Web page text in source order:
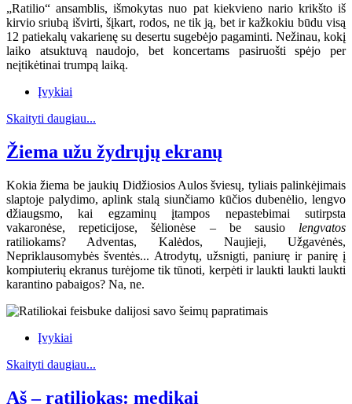
„Ratilio“ ansamblis, išmokytas nuo pat kiekvieno nario krikšto iš
kirvio sriubą išvirti, šįkart, rodos, ne tik ją, bet ir kažkokiu būdu visą
12 patiekalų vakarienę su desertu sugebėjo pagaminti. Nežinau, kokį
laiko atsuktuvą naudojo, bet koncertams pasiruošti spėjo per
neįtikėtinai trumpą laiką.
Įvykiai
Skaityti daugiau...
Žiema užu žydrųjų ekranų
Kokia žiema be jaukių Didžiosios Aulos šviesų, tyliais palinkėjimais
slaptoje palydimo, aplink stalą siunčiamo kūčios dubenėlio, lengvo
džiaugsmo, kai egzaminų įtampos nepastebimai sutirpsta
vakaronėse, repeticijose, šėlionėse – be sausio lengvatos
ratiliokams? Adventas, Kalėdos, Naujieji, Užgavėnės,
Nepriklausomybės šventės... Atrodytų, užsnigti, paniurę ir panirę į
kompiuterių ekranus turėjome tik tūnoti, kerpėti ir laukti laukti laukti
karantino pabaigos? Na, ne.
Įvykiai
Skaityti daugiau...
Aš – ratiliokas: medikai